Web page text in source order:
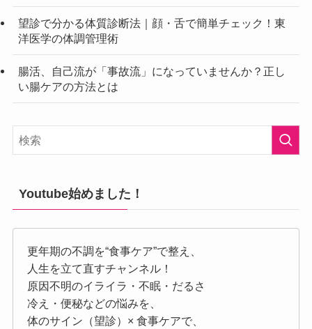
望診で分かる体質診断法｜顔・舌で簡単チェック！東
洋医学の体調管理術
腸活、自己流が「事故流」になっていませんか？正し
い腸ケアの方法とは
Youtube始めました！
更年期の不調を“食事ケア”で整え、
人生を立て直すチャンネル！
原因不明のイライラ・不眠・だるさ
冷え・便秘などの悩みを、
体のサイン（望診）× 食事ケアで、